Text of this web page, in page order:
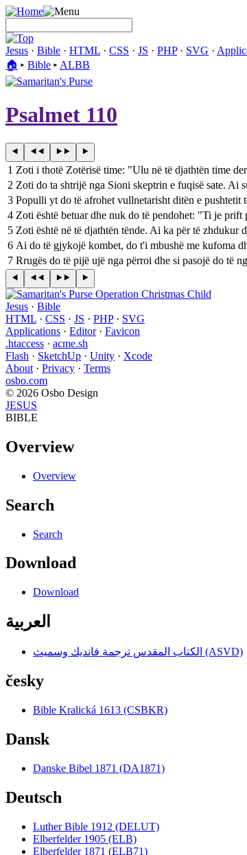
Jesus · Bible · HTML · CSS · JS · PHP· SVG ·
🏠︎ ▸ Bible ▸ ALBB
Psalmet 110
1 Zoti i thotë Zotërisë time: "Ulu në të djathtën time
2 Zoti do ta shtrijë nga Sioni skeptrin e fuqisë sate. Ai
3 Populli yt do të afrohet vullnetarisht ditën e pushtetit
4 Zoti është betuar dhe nuk do të pendohet: "Ti je
5 Zoti është në të djathtën tënde. Ai ka për të zhdukur
6 Ai do të gjykojë kombet, do t'i mbushë me kufoma
7 Rrugës do të pijë ujë nga përroi dhe si pasojë do të
Jesus · Bible
HTML · CSS · JS · PHP· SVG
Applications · Editor· Favicon
.htaccess · acme.sh
Flash · SketchUp · Unity · Xcode
About · Privacy · Terms
osbo.com
© 2026 Osbo Design
JESUS
BIBLE
Overview
Overview
Search
Search
Download
Download
العربية
الكتاب المقدس ترجمة فانديك وسميث (ASVD)
česky
Bible Kralická 1613 (CSBKR)
Dansk
Danske Bibel 1871 (DA1871)
Deutsch
Luther Bible 1912 (DELUT)
Elberfelder 1905 (ELB)
Elberfelder 1871 (ELB71)